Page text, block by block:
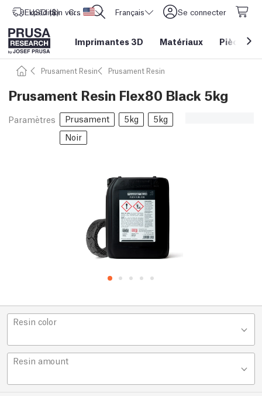
Expédition vers Etats-Unis d'Amérique
USD ($) CORE One L: Maintenant en stock ! Français Se connecter
Imprimantes 3D Matériaux Pièces&
Prusament Resin Prusament Resin
Prusament Resin Flex80 Black 5kg
Paramètres Prusament 5kg
5kg
Noir
Resin color
Resin amount